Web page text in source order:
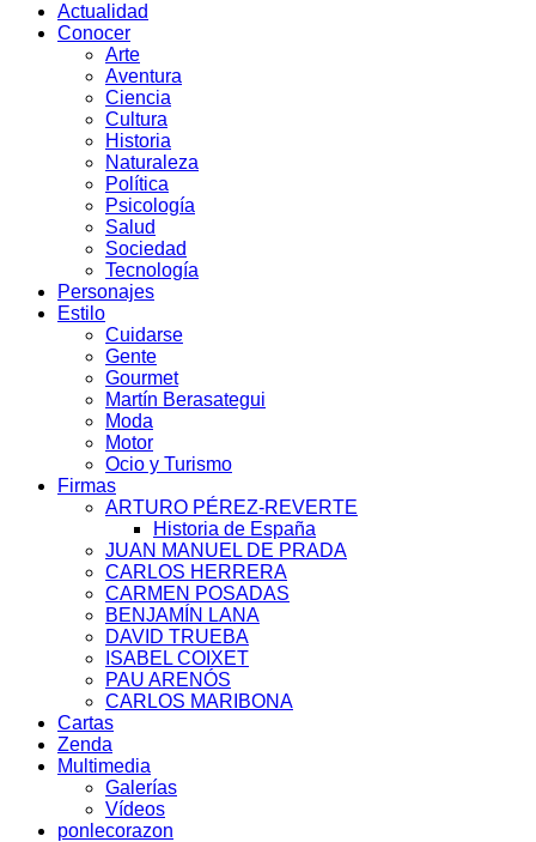
Actualidad
Conocer
Arte
Aventura
Ciencia
Cultura
Historia
Naturaleza
Política
Psicología
Salud
Sociedad
Tecnología
Personajes
Estilo
Cuidarse
Gente
Gourmet
Martín Berasategui
Moda
Motor
Ocio y Turismo
Firmas
ARTURO PÉREZ-REVERTE
Historia de España
JUAN MANUEL DE PRADA
CARLOS HERRERA
CARMEN POSADAS
BENJAMÍN LANA
DAVID TRUEBA
ISABEL COIXET
PAU ARENÓS
CARLOS MARIBONA
Cartas
Zenda
Multimedia
Galerías
Vídeos
ponlecorazon